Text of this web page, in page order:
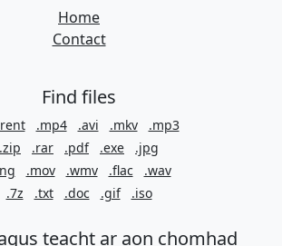
Home
Contact
Find files
.mp4 .avi .mkv
.mp3
.zip
.rar .pdf .exe
.jpg
.mov .wmv .flac
.wav
.7z
.txt .doc .gif .iso
teacht ar aon chomhad